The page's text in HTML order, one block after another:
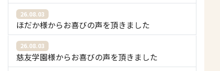
26.08.03
ほだか様からお喜びの声を頂きました
26.08.03
慈友学園様からお喜びの声を頂きました